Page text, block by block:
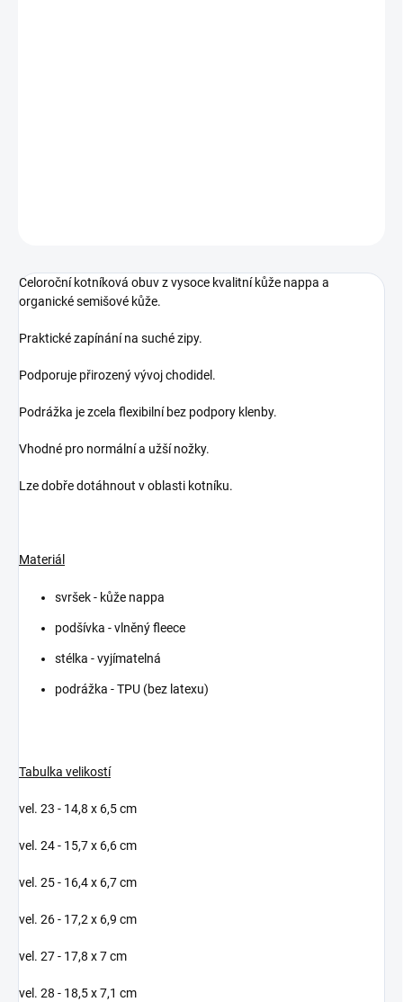
Celoroční kotníková obuv z vysoce kvalitní kůže nappa a
organické semišové kůže.
Praktické zapínání na suché zipy.
Podporuje přirozený vývoj chodidel.
Podrážka je zcela flexibilní bez podpory klenby.
Vhodné pro normální a užší nožky.
Lze dobře dotáhnout v oblasti kotníku.
Materiál
svršek - kůže nappa
podšívka - vlněný fleece
stélka - vyjímatelná
podrážka - TPU (bez latexu)
Tabulka velikostí
vel. 23 - 14,8 x 6,5 cm
vel. 24 - 15,7 x 6,6 cm
vel. 25 - 16,4 x 6,7 cm
vel. 26 - 17,2 x 6,9 cm
vel. 27 - 17,8 x 7 cm
vel. 28 - 18,5 x 7,1 cm